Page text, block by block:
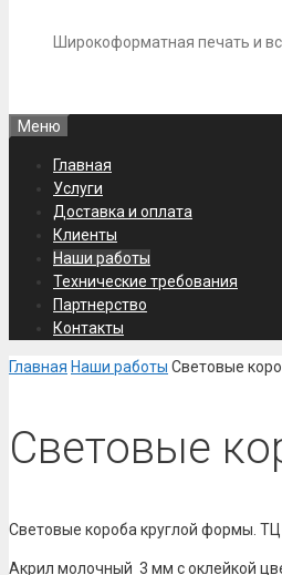
Широкоформатная печать и
Меню
Главная
Услуги
Доставка и оплата
Клиенты
Наши работы
Технические требования
Партнерство
Контакты
Главная Наши работы Световые
Световые
Световые короба круглой формы.
Акрил молочный 3 мм с оклейкой